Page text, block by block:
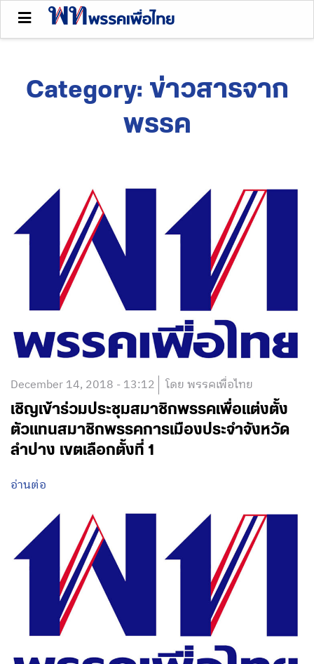
Category: ข่าวสารจาก
พรรค
December 14, 2018 - 13:12 โดย พรรคเพื่อไทย
เชิญเข้าร่วมประชุมสมาชิกพรรคเพื่อแต่งตั้ง
ตัวแทนสมาชิกพรรคการเมืองประจำจังหวัด
ลำปาง เขตเลือกตั้งที่ 1
อ่านต่อ